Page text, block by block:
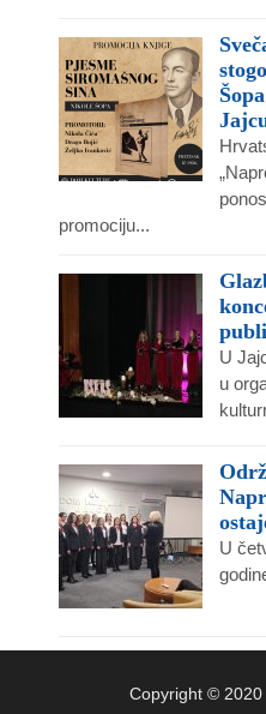
promociju...
U
u
U
Copyright © 2020